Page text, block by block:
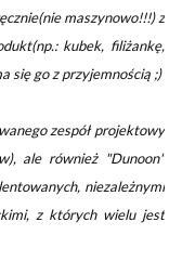
maszynowo!!!) z
kubek, filiżankę,
się go z przyjemnością ;)
zespół projektowy
ale również "Dunoon"
niezależnymi
z których wielu jest